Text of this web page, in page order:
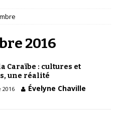
2016
Caraïbe : cultures et
une réalité
2016 Évelyne Chaville